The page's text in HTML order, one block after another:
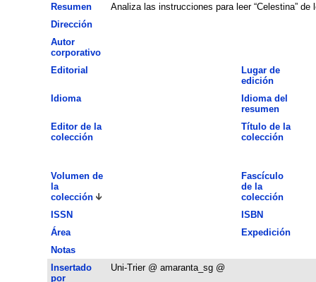
Resumen
Analiza las instrucciones para leer “Celestina”
Dirección
Autor
corporativo
Editorial
Lugar de
edición
Idioma
Idioma del
resumen
Editor de la
colección
Título de la
colección
Volumen de
la
colección
Fascículo
de la
colección
ISSN
ISBN
Área
Expedición
Notas
Insertado
por
Uni-Trier @ amaranta_sg @